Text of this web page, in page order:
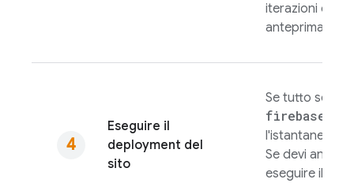
iterazioni dei
anteprima.
Eseguire il
deployment del
sito
Se tutto
firebase
l'istantanea
Se devi
eseguire il